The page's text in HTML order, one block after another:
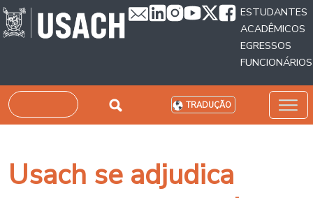
Passar para o conteúdo principal
ESTUDANTES
ACADÊMICOS
EGRESSOS
FUNCIONÁRIOS
Pesquisar TRADUÇÃO
Usach se adjudica